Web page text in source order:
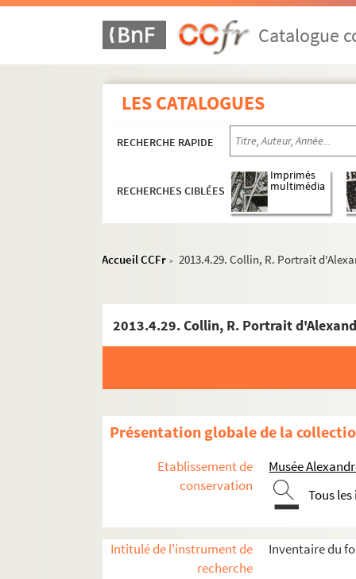
Catalogue
LES CATALOGUES
RECHERCHE RAPIDE
RECHERCHES CIBLÉES
Imprimés
multimédia
Accueil CCFr > 2013.4.29. Collin, R. Portrait
Présentation globale de la
Etablissement de
conservation
Musée
Tous
Intitulé de l'instrument de
recherche
Inventaire du